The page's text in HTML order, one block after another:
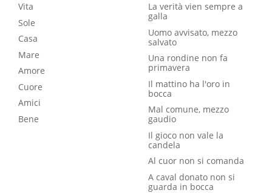
Vita
Sole
Casa
Mare
Amore
Cuore
Amici
Bene
La verità vien sempre a
galla
Uomo avvisato, mezzo
salvato
Una rondine non fa
primavera
Il mattino ha l'oro in
bocca
Mal comune, mezzo
gaudio
Il gioco non vale la
candela
Al cuor non si comanda
A caval donato non si
guarda in bocca